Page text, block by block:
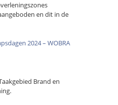
en dit in de
2024 – WOBRA
Brand en